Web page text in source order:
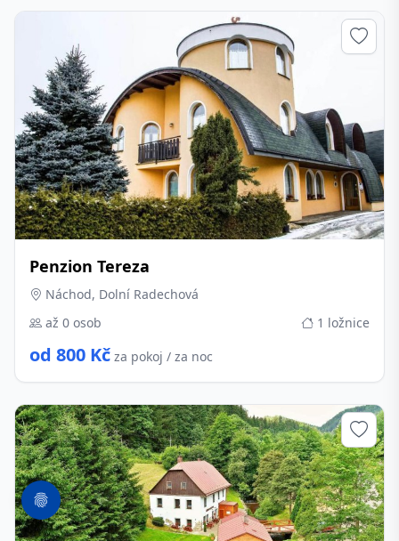
Penzion Tereza
Náchod, Dolní Radechová
až 0 osob
1 ložnice
od 800 Kč za pokoj / za noc